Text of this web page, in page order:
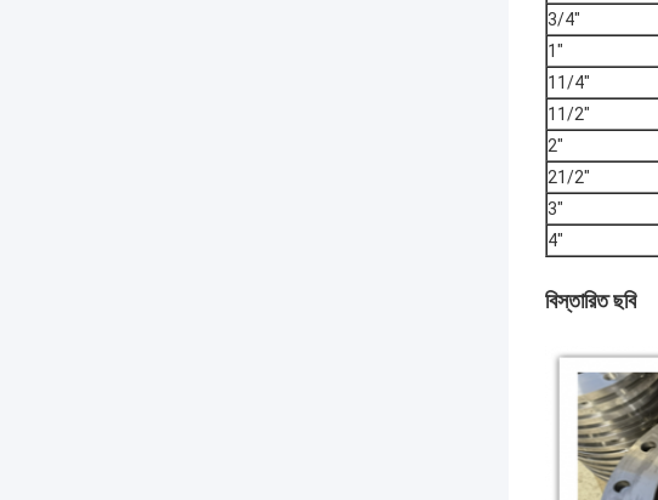
3/4"
1"
11/4"
11/2"
2"
21/2"
3"
4"
বিস্তারিত ছবি